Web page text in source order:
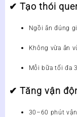
✔ Tạo thói
Ngồi ăn đúng
Không vừa ăn
Mỗi bữa tối đa
✔ Tăng vận
30–60 phút